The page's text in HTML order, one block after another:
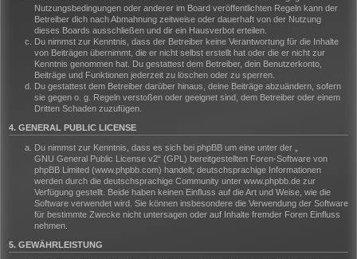
Nutzungsbedingungen oder anderer im Board veröffentlichten Regeln kann der
Betreiber dich nach Abmahnung zeitweise oder dauerhaft von der Nutzung
dieses Boards ausschließen und dir ein Hausverbot erteilen.
Du nimmst zur Kenntnis, dass der Betreiber keine Verantwortung für die Inhalte
von Beiträgen übernimmt, die er nicht selbst erstellt hat oder die er nicht zur
Kenntnis genommen hat. Du gestattest dem Betreiber, dein Benutzerkonto,
Beiträge und Funktionen jederzeit zu löschen oder zu sperren.
Du gestattest dem Betreiber darüber hinaus, deine Beiträge abzuändern, sofern
sie gegen o. g. Regeln verstoßen oder geeignet sind, dem Betreiber oder einem
Dritten Schaden zuzufügen.
4. GENERAL PUBLIC LICENSE
Du nimmst zur Kenntnis, dass es sich bei phpBB um eine unter der „
GNU General Public License v2“ (GPL) bereitgestellten Foren-Software von
phpBB Limited (www.phpbb.com) handelt; deutschsprachige Informationen
werden durch die deutschsprachige Community unter www.phpbb.de zur
Verfügung gestellt. Beide haben keinen Einfluss auf die Art und Weise, wie die
Software verwendet wird. Sie können insbesondere die Verwendung der Software
für bestimmte Zwecke nicht untersagen oder auf Inhalte fremder Foren Einfluss
nehmen.
5. GEWÄHRLEISTUNG